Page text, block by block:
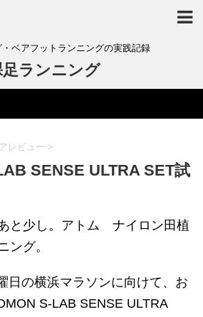
ベアフットランニングの実践記録
足ランニング
レビュー >
SENSE ULTRA SET試
と少し。アトム ナイロン田植
グ。
日の横浜マラソンに向けて、お
S-LAB SENSE ULTRA